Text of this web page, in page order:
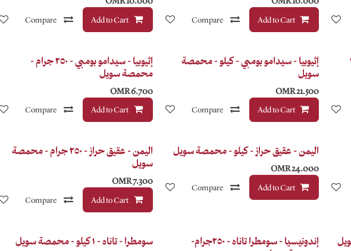
إضافة إلى قائمة الأمنيات
Add to Cart
Compare إضافة إلى قائمة الأمنيات
Add to Cart
Compare
إضافة إلى قائمة الأمنيات
إثيوبيا - سيدامو بومبي - كيلو - محمصة
سويل
21.500
Add to Cart
Compare إضافة إلى قائمة الأمنيات
إثيوبيا - سيدامو بومبي - ٢٥٠ جرام -
محمصة سويل
6.700
OMR
Add to Cart
Compare
إضافة إلى قائمة الأمنيات
اليمن - عقيق حراز - كيلو - محمصة سويل
24.000
OMR
Add to Cart
Compare إضافة إلى قائمة الأمنيات
اليمن - عقيق حراز - ٢٥٠ جرام - محمصة
سويل
7.300
OMR
Add to Cart
Compare
إندونيسيا - سومطرا تاناه - ٢٥٠جرام-
سومطرا - تاناه - ١ كيلو - محمصة سويل